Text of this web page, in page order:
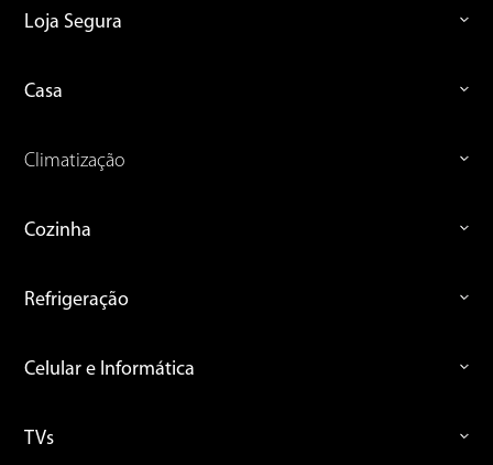
Loja Segura
Casa
Climatização
Cozinha
Refrigeração
Celular e Informática
TVs